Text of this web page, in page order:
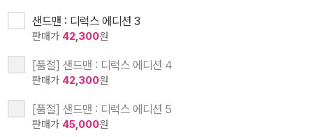
샌드맨 : 디럭스 에디션 3
판매가 42,300원
[품절] 샌드맨 : 디럭스 에디션 4
판매가 42,300원
[품절] 샌드맨 : 디럭스 에디션 5
판매가 45,000원